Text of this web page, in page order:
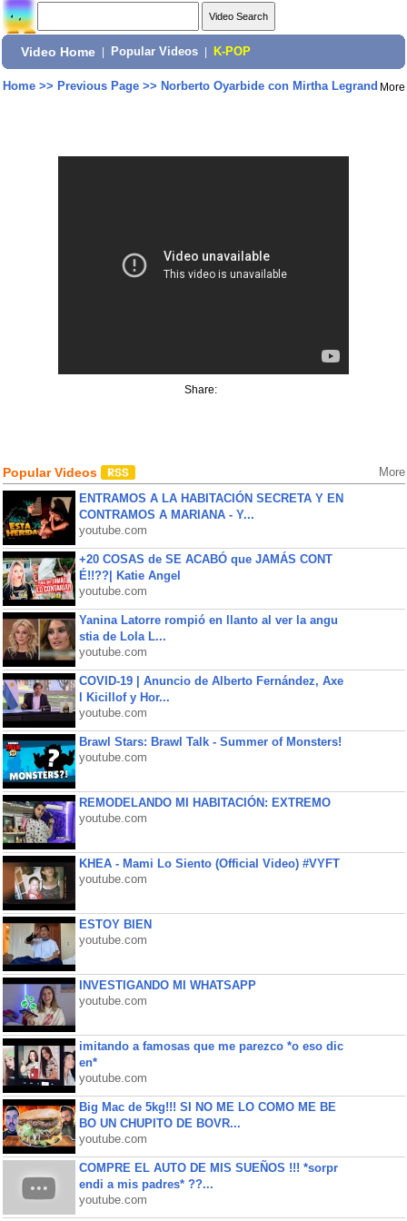
Video Home Popular Videos K-POP
Home>> Previous Page>> Norberto Oyarbide con Mirtha Legrand More
Share:
Popular Videos More
ENTRAMOS A LA HABITACIÓN SECRETA Y EN
CONTRAMOS A MARIANA - Y...
youtube.com
+20 COSAS de SE ACABÓ que JAMÁS CONT
É!!??| Katie Angel
youtube.com
Yanina Latorre rompió en llanto al ver la angu
stia de Lola L...
youtube.com
COVID-19 | Anuncio de Alberto Fernández, Axe
l Kicillof y Hor...
youtube.com
Brawl Stars: Brawl Talk - Summer of Monsters!
youtube.com
REMODELANDO MI HABITACIÓN: EXTREMO
youtube.com
KHEA - Mami Lo Siento (Official Video) #VYFT
youtube.com
ESTOY BIEN
youtube.com
INVESTIGANDO MI WHATSAPP
youtube.com
imitando a famosas que me parezco *o eso dic
en*
youtube.com
Big Mac de 5kg!!! SI NO ME LO COMO ME BE
BO UN CHUPITO DE BOVR...
youtube.com
COMPRE EL AUTO DE MIS SUEÑOS !!! *sorpr
endi a mis padres* ??...
youtube.com